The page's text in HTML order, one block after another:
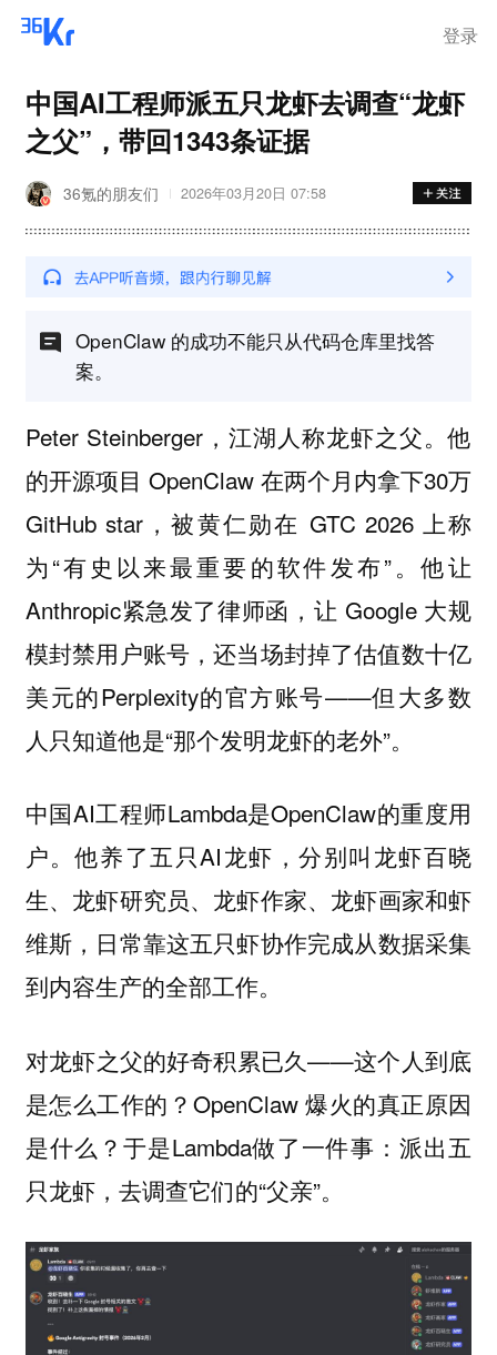
登录
中国AI工程师派五只龙虾去调查“龙虾
之父”，带回1343条证据
36氪的朋友们 2026年03月20日 07:58
OpenClaw 的成功不能只从代码仓库里找答
案。
Peter Steinberger，江湖人称龙虾之父。他
的开源项目 OpenClaw 在两个月内拿下30万
GitHub star，被黄仁勋在 GTC 2026 上称
为“有史以来最重要的软件发布”。他让
Anthropic紧急发了律师函，让 Google 大规
模封禁用户账号，还当场封掉了估值数十亿
美元的Perplexity的官方账号——但大多数
人只知道他是“那个发明龙虾的老外”。
中国AI工程师Lambda是OpenClaw的重度用
户。他养了五只AI龙虾，分别叫龙虾百晓
生、龙虾研究员、龙虾作家、龙虾画家和虾
维斯，日常靠这五只虾协作完成从数据采集
到内容生产的全部工作。
对龙虾之父的好奇积累已久——这个人到底
是怎么工作的？OpenClaw 爆火的真正原因
是什么？于是Lambda做了一件事：派出五
只龙虾，去调查它们的“父亲”。